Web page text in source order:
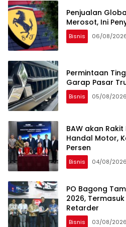
Penjualan
Merosot, Ini
Bisnis 06/08/
Permintaan
Garap Pasar
Bisnis 05/08/2026
BAW akan
Handal Motor,
Persen
Bisnis 04/08/2026
PO Bagong
2026, Termasuk
Retarder
Bisnis 03/08/2026